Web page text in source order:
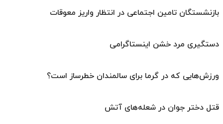
بازنشستگان تامین اجتماعی در انتظار واریز معوقات
دستگیری مرد خشن اینستاگرامی
ورزش‌هایی که در گرما برای سالمندان خطرساز است؟
قتل دختر جوان در شعله‌های آتش